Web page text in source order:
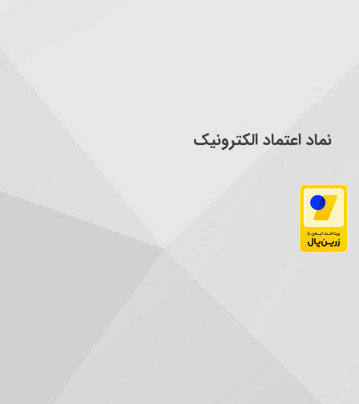
نماد اعتماد الکترونیک